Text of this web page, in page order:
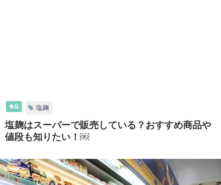
食品 塩麹
塩麹はスーパーで販売している？おすすめ商品や
値段も知りたい！￼